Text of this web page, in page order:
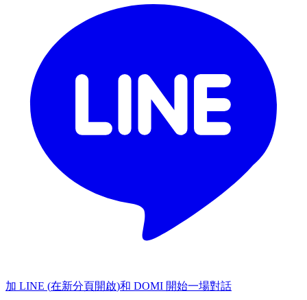
加 LINE (在新分頁開啟)和 DOMI 開始一場對話